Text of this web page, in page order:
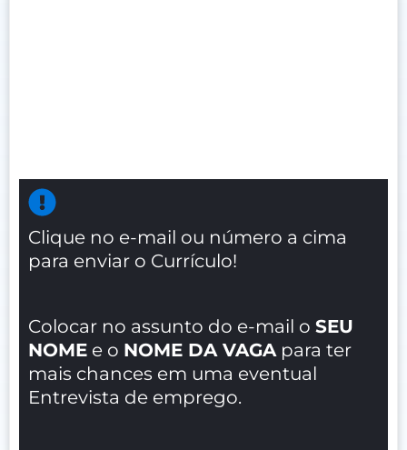
Clique no e-mail ou número a cima
para enviar o Currículo!
Colocar no assunto do e-mail o SEU
NOME e o NOME DA VAGA para ter
mais chances em uma eventual
Entrevista de emprego.